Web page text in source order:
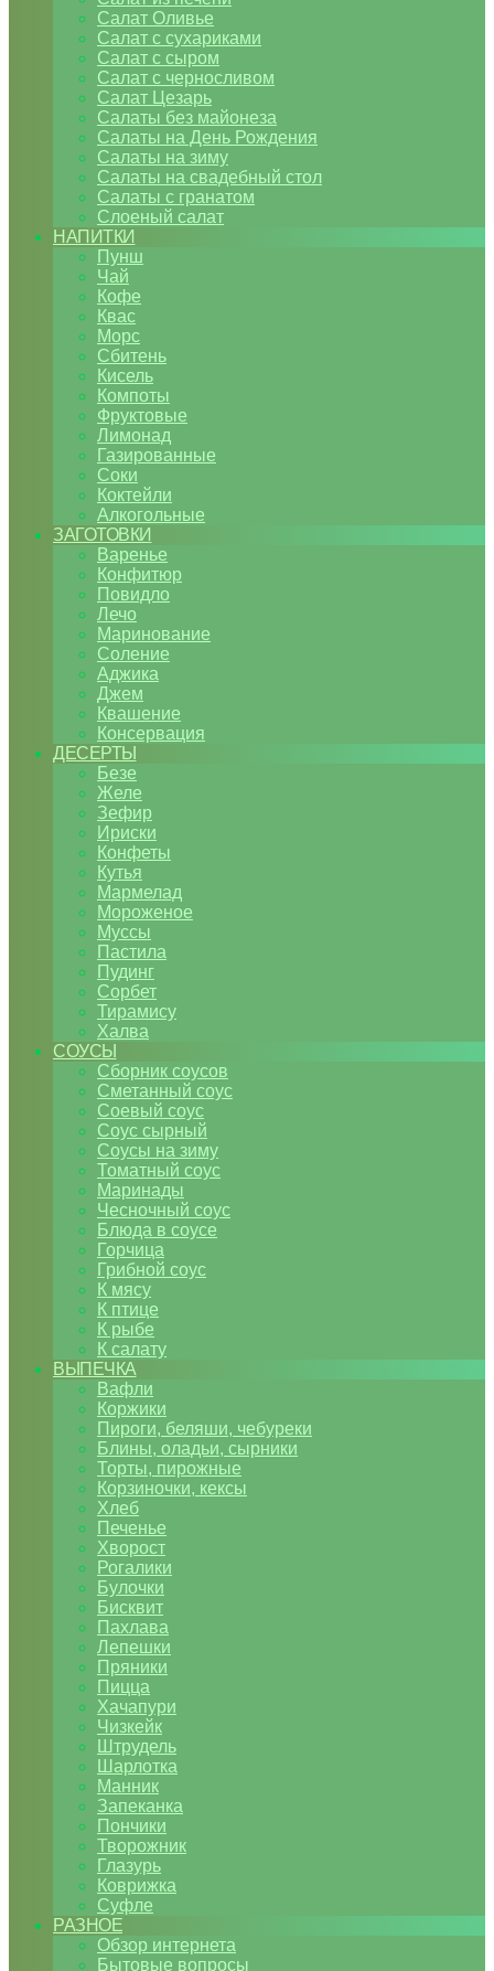
Салат Оливье
Салат с сухариками
Салат с сыром
Салат с черносливом
Салат Цезарь
Салаты без майонеза
Салаты на День Рождения
Салаты на зиму
Салаты на свадебный стол
Салаты с гранатом
Слоеный салат
НАПИТКИ
Пунш
Чай
Кофе
Квас
Морс
Сбитень
Кисель
Компоты
Фруктовые
Лимонад
Газированные
Соки
Коктейли
Алкогольные
ЗАГОТОВКИ
Варенье
Конфитюр
Повидло
Лечо
Маринование
Соление
Аджика
Джем
Квашение
Консервация
ДЕСЕРТЫ
Безе
Желе
Зефир
Ириски
Конфеты
Кутья
Мармелад
Мороженое
Муссы
Пастила
Пудинг
Сорбет
Тирамису
Халва
СОУСЫ
Сборник соусов
Сметанный соус
Соевый соус
Соус сырный
Соусы на зиму
Томатный соус
Маринады
Чесночный соус
Блюда в соусе
Горчица
Грибной соус
К мясу
К птице
К рыбе
К салату
ВЫПЕЧКА
Вафли
Коржики
Пироги, беляши, чебуреки
Блины, оладьи, сырники
Торты, пирожные
Корзиночки, кексы
Хлеб
Печенье
Хворост
Рогалики
Булочки
Бисквит
Пахлава
Лепешки
Пряники
Пицца
Хачапури
Чизкейк
Штрудель
Шарлотка
Манник
Запеканка
Пончики
Творожник
Глазурь
Коврижка
Суфле
РАЗНОЕ
Обзор интернета
Бытовые вопросы